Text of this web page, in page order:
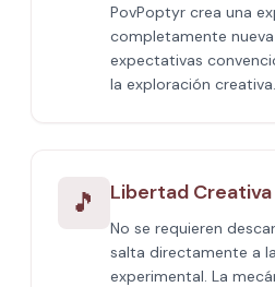
PovPoptyr crea una
completamente
expectativas
la exploración creativa.
🎵 Libertad
No se requieren
salta directamente a
experimental. La